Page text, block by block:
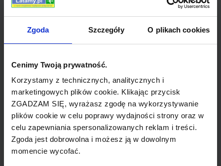
Zgoda Szczegóły O plikach cookies
Cenimy Twoją prywatność.
Korzystamy z technicznych, analitycznych i
marketingowych plików cookie. Klikając przycisk
ZGADZAM SIĘ, wyrażasz zgodę na wykorzystywanie
plików cookie w celu poprawy wydajności strony oraz w
celu zapewniania spersonalizowanych reklam i treści.
Zgoda jest dobrowolna i możesz ją w dowolnym
momencie wycofać.
TYP POŁĄCZENIA
z przesiadką
REZERWACJA
online lub telefoniczna
PŁATNOŚĆ
przelew, gotówka, karta